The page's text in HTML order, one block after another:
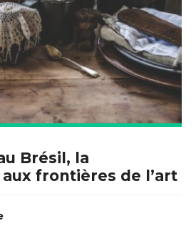
Brésil, la
frontières de l’art